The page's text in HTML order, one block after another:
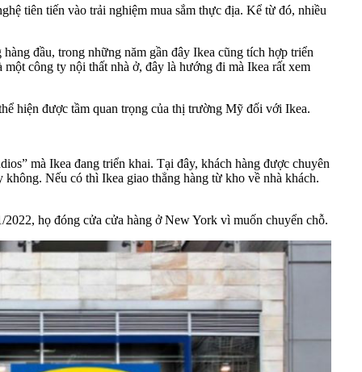
tiên tiến vào trải nghiệm mua sắm thực địa. Kể từ đó, nhiều
đầu, trong những năm gần đây Ikea cũng tích hợp triển
công ty nội thất nhà ở, đây là hướng đi mà Ikea rất xem
hiện được tầm quan trọng của thị trường Mỹ đối với Ikea.
mà Ikea đang triển khai. Tại đây, khách hàng được chuyên
Nếu có thì Ikea giao thẳng hàng từ kho về nhà khách.
họ đóng cửa cửa hàng ở New York vì muốn chuyển chỗ.